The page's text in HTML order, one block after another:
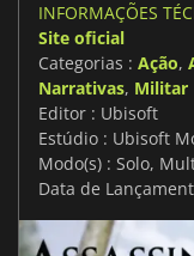
INFORMAÇÕES
Site oficial
Categorias : Ação,
Narrativas, Militar
Editor : Ubisoft
Estúdio : Ubisoft
Modo(s) : Solo,
Data de